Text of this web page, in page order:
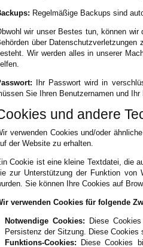
Regelmäßige Backups sind
wir unser Bestes tun, können
über
Wir werden alles in unserer
Ihr Passwort wird in
Sie Ihren Benutzernamen und
und andere
verwenden Cookies und/oder
der Website zu erhalten.
Cookie ist eine kleine Textdatei, die
zur Unterstützung der Funktion von
Sie können Ihre Cookies auf
verwenden Cookies für folgende
Notwendige Cookies: Diese
Persistenz der Sitzung. Diese
Funktions-Cookies: Diese Cookies